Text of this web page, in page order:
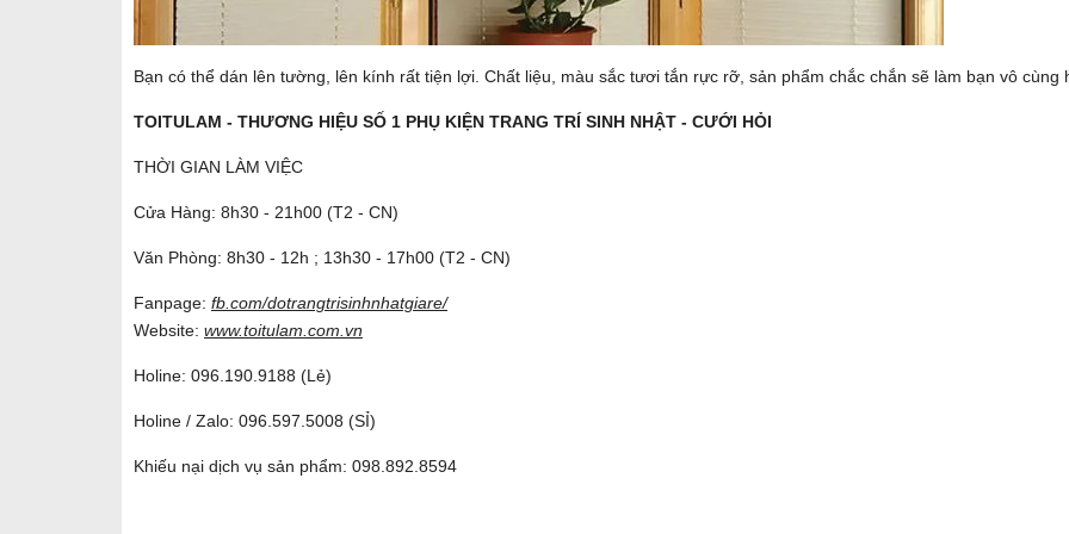
Bạn có thể dán lên tường, lên kính rất tiện lợi. Chất liệu, màu sắc tươi tắn rực rỡ, sản phẩm chắc chắn sẽ làm bạn vô cùng
TOITULAM - THƯƠNG HIỆU SỐ 1 PHỤ KIỆN TRANG TRÍ SINH NHẬT - CƯỚI HỎI
THỜI GIAN LÀM VIỆC
Cửa Hàng: 8h30 - 21h00 (T2 - CN)
Văn Phòng: 8h30 - 12h ; 13h30 - 17h00 (T2 - CN)
Fanpage: fb.com/dotrangtrisinhnhatgiare/
Website: www.toitulam.com.vn
Holine: 096.190.9188 (Lẻ)
Holine / Zalo: 096.597.5008 (SỈ)
Khiếu nại dịch vụ sản phẩm: 098.892.8594